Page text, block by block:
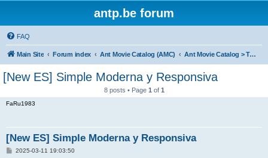
antp.be forum
FAQ
Main Site Forum index Ant Movie Catalog (AMC) Ant Movie Catalog > Templates
[New ES] Simple Moderna y Responsiva
8 posts • Page 1 of 1
FaRu1983
[New ES] Simple Moderna y Responsiva
P2025-03-11 19:03:50